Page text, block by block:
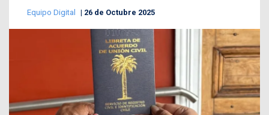
Equipo Digital 26 de Octubre 2025